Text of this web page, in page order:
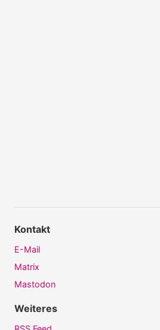
Kontakt
E-Mail
Matrix
Mastodon
Weiteres